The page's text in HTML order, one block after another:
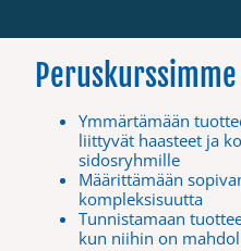
Ymmärtämään
liittyvät haasteet ja
sidosryhmille
Määrittämään
kompleksisuutta
Tunnistamaan
kun niihin on